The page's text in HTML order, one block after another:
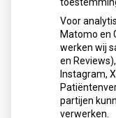
Schurft sinds
uitbraken fors
Stoppen met
Kookadvies
besmetting
Terugroepactie
Voor
Matomo en
werken wij
en
Instagram,
partijen
verwerken.